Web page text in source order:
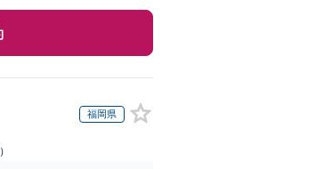
福岡県